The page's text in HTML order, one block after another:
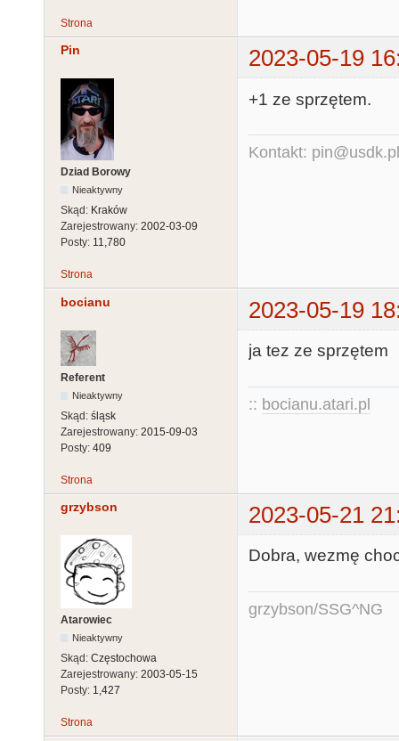
Strona
Pin 2023-05-19
Dziad Borowy
Nieaktywny
Skąd: Kraków
Zarejestrowany: 2002-03-09
Posty: 11,780
+1 ze sprzętem.
Kontakt: pin@usdk.pl
Strona
bocianu 2023-05-19
Referent
Nieaktywny
Skąd: śląsk
Zarejestrowany: 2015-09-03
Posty: 409
ja tez ze sprzętem
:: bocianu.atari.pl
Strona
grzybson 2023-05-21
Atarowiec
Nieaktywny
Skąd: Częstochowa
Zarejestrowany: 2003-05-15
Posty: 1,427
Dobra, wezmę
grzybson/SSG^NG
Strona